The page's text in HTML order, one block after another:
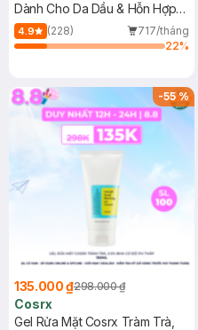
Dành Cho Da Dầu & Hỗn Hợp
500ml
4.9 (228)
717/tháng
22%
-55%
135.000 ₫298.000 ₫
Cosrx
Gel Rửa Mặt Cosrx Tràm Trà,